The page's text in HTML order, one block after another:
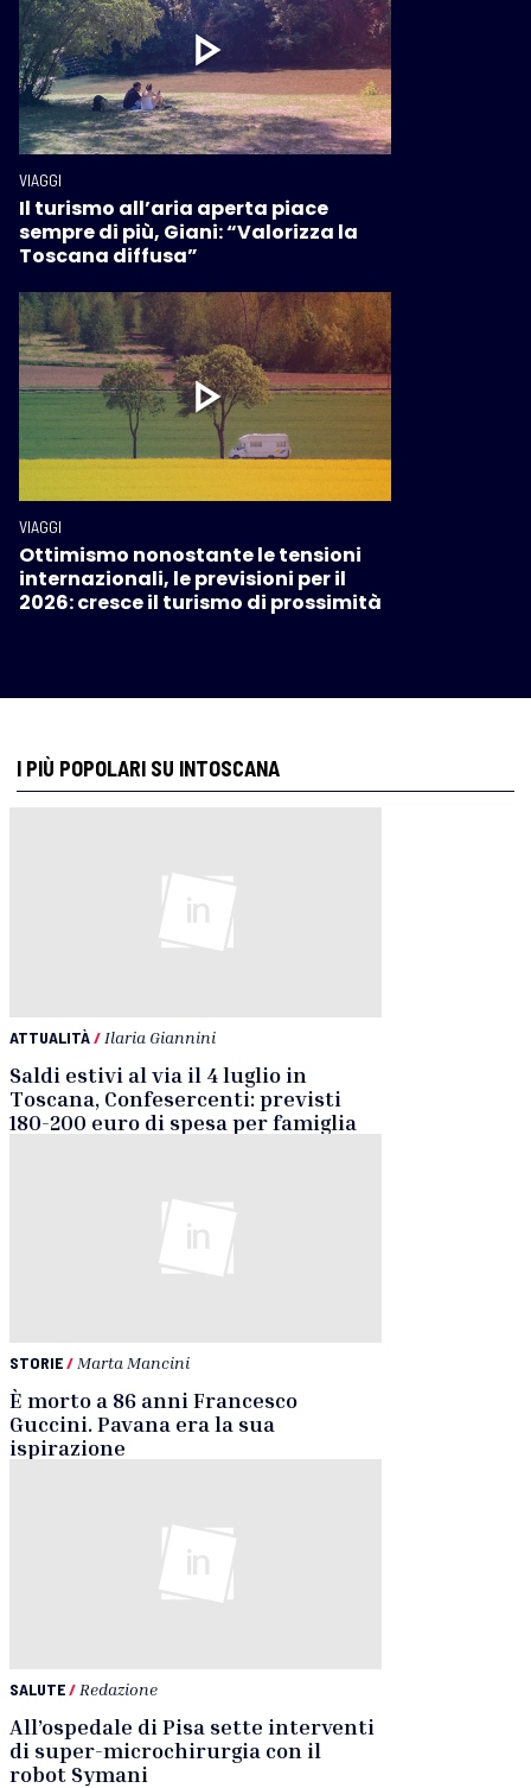
VIAGGI
Il turismo all’aria aperta piace
sempre di più, Giani: “Valorizza la
Toscana diffusa”
VIAGGI
Ottimismo nonostante le tensioni
internazionali, le previsioni per il
2026: cresce il turismo di prossimità
I PIÙ POPOLARI SU INTOSCANA
ATTUALITÀ/ Ilaria Giannini
Saldi estivi al via il 4 luglio in
Toscana, Confesercenti: previsti
180-200 euro di spesa per famiglia
STORIE/ Marta Mancini
È morto a 86 anni Francesco
Guccini. Pavana era la sua
ispirazione
SALUTE/ Redazione
All’ospedale di Pisa sette interventi
di super-microchirurgia con il
robot Symani